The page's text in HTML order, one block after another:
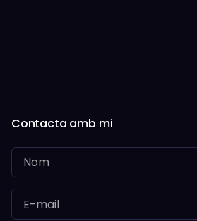
Contacta amb mi